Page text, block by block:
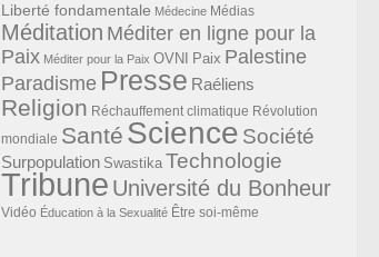
Liberté fondamentale Médecine Médias
Méditation Méditer en ligne pour la
Paix Méditer pour la Paix OVNI Paix Palestine
Paradisme Presse Raéliens
Religion Réchauffement climatique Révolution
mondiale Santé Science Société
Surpopulation Swastika Technologie
Tribune Université du Bonheur
Vidéo Éducation à la Sexualité Être soi-même